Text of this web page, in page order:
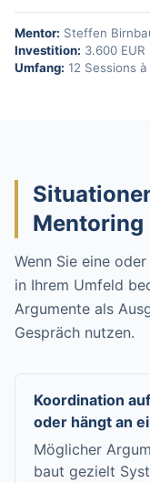
Mentor: Steffen
Investition: 3.600 EUR
Umfang: 12 Sessions
Mentoring
Wenn Sie eine
in Ihrem Umfeld
Argumente als
Gespräch nutzen.
Koordination
oder hängt an
Möglicher
baut gezielt